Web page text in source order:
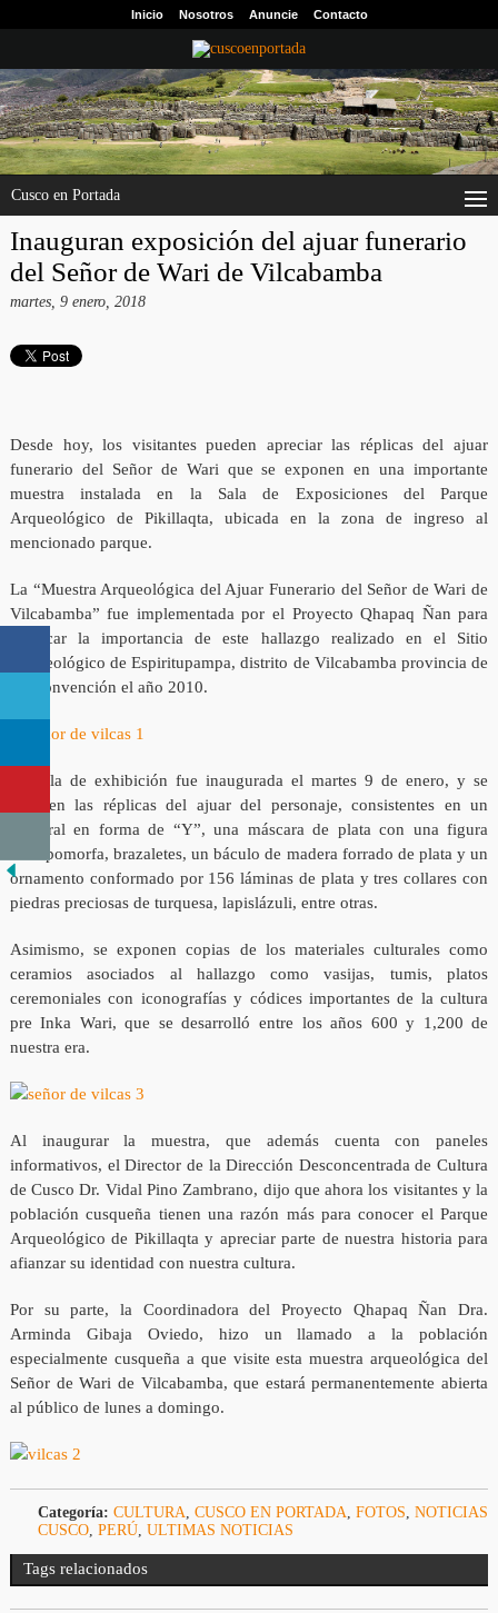
Inicio Nosotros Anuncie Contacto
Cusco en Portada
Inauguran exposición del ajuar funerario
del Señor de Wari de Vilcabamba
martes, 9 enero, 2018
Desde hoy, los visitantes pueden apreciar las réplicas del ajuar
funerario del Señor de Wari que se exponen en una importante
muestra instalada en la Sala de Exposiciones del Parque
Arqueológico de Pikillaqta, ubicada en la zona de ingreso al
mencionado parque.
La “Muestra Arqueológica del Ajuar Funerario del Señor de Wari de
Vilcabamba” fue implementada por el Proyecto Qhapaq Ñan para
destacar la importancia de este hallazgo realizado en el Sitio
Arqueológico de Espiritupampa, distrito de Vilcabamba provincia de
La Convención el año 2010.
La sala de exhibición fue inaugurada el martes 9 de enero, y se
exhiben las réplicas del ajuar del personaje, consistentes en un
pectoral en forma de “Y”, una máscara de plata con una figura
antropomorfa, brazaletes, un báculo de madera forrado de plata y un
ornamento conformado por 156 láminas de plata y tres collares con
piedras preciosas de turquesa, lapislázuli, entre otras.
Asimismo, se exponen copias de los materiales culturales como
ceramios asociados al hallazgo como vasijas, tumis, platos
ceremoniales con iconografías y códices importantes de la cultura
pre Inka Wari, que se desarrolló entre los años 600 y 1,200 de
nuestra era.
Al inaugurar la muestra, que además cuenta con paneles
informativos, el Director de la Dirección Desconcentrada de Cultura
de Cusco Dr. Vidal Pino Zambrano, dijo que ahora los visitantes y la
población cusqueña tienen una razón más para conocer el Parque
Arqueológico de Pikillaqta y apreciar parte de nuestra historia para
afianzar su identidad con nuestra cultura.
Por su parte, la Coordinadora del Proyecto Qhapaq Ñan Dra.
Arminda Gibaja Oviedo, hizo un llamado a la población
especialmente cusqueña a que visite esta muestra arqueológica del
Señor de Wari de Vilcabamba, que estará permanentemente abierta
al público de lunes a domingo.
Categoría: CULTURA CUSCO EN PORTADA FOTOS NOTICIAS
CUSCO, PERÚ, ULTIMAS NOTICIAS
Tags relacionados